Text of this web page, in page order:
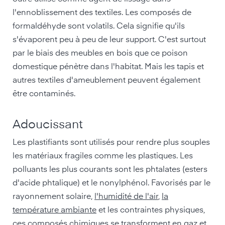
l'ennoblissement des textiles. Les composés de
formaldéhyde sont volatils. Cela signifie qu'ils
s'évaporent peu à peu de leur support. C'est surtout
par le biais des meubles en bois que ce poison
domestique pénètre dans l'habitat. Mais les tapis et
autres textiles d'ameublement peuvent également
être contaminés.
Adoucissant
Les plastifiants sont utilisés pour rendre plus souples
les matériaux fragiles comme les plastiques. Les
polluants les plus courants sont les phtalates (esters
d'acide phtalique) et le nonylphénol. Favorisés par le
rayonnement solaire, l'humidité de l'air, la
température ambiante et les contraintes physiques,